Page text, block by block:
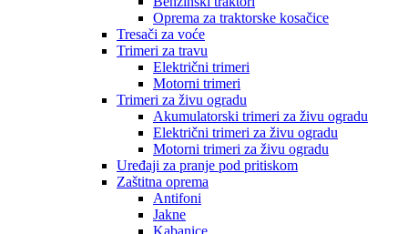
Oprema za traktorske kosačice
Tresači za voće
Trimeri za travu
Električni trimeri
Motorni trimeri
Trimeri za živu ogradu
Akumulatorski trimeri za živu ogradu
Električni trimeri za živu ogradu
Motorni trimeri za živu ogradu
Uređaji za pranje pod pritiskom
Zaštitna oprema
Antifoni
Jakne
Kabanice